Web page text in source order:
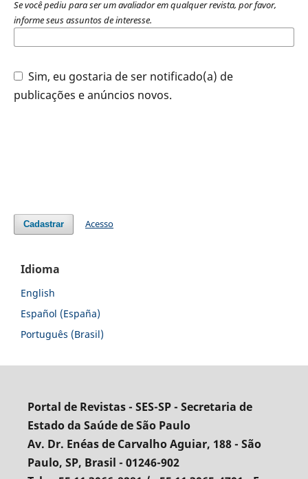
Se você pediu para ser um avaliador em qualquer revista, por favor,
informe seus assuntos de interesse.
Sim, eu gostaria de ser notificado(a) de
publicações e anúncios novos.
Cadastrar Acesso
Idioma
English
Español (España)
Português (Brasil)
Portal de Revistas - SES-SP - Secretaria de
Estado da Saúde de São Paulo
Av. Dr. Enéas de Carvalho Aguiar, 188 - São
Paulo, SP, Brasil - 01246-902